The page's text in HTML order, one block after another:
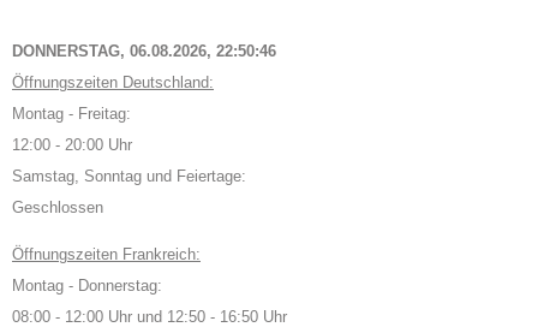
DONNERSTAG, 06.08.2026, 22:50:47
Öffnungszeiten Deutschland:
Montag - Freitag:
12:00 - 20:00 Uhr
Samstag, Sonntag und Feiertage:
Geschlossen
Öffnungszeiten Frankreich:
Montag - Donnerstag:
08:00 - 12:00 Uhr und 12:50 - 16:50 Uhr